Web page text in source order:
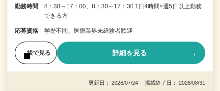
勤務時間
8：30～17：00、8：30～17：30 1日4時間×週5日以上勤務
できる方
応募資格 学歴不問、医療業界未経験者歓迎
後で見る 詳細を見る
更新日： 2026/07/24 掲載終了日： 2026/08/31